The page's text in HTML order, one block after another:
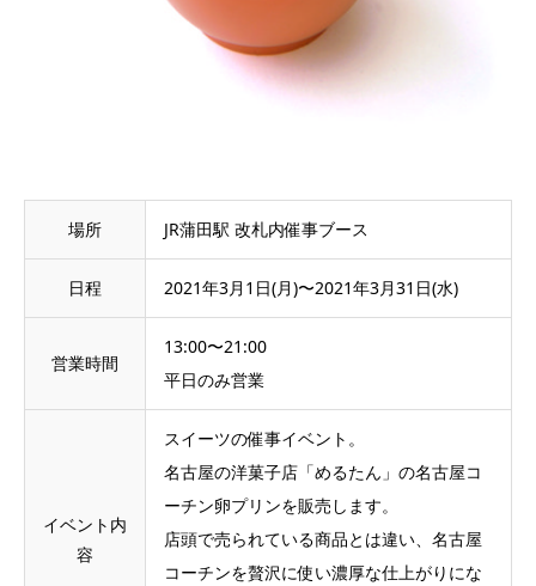
場所 JR蒲田駅 改札内催事ブース
日程 2021年3月1日(月)〜2021年3月31日(水)
営業時間
13:00〜21:00
平日のみ営業
イベント内
容
スイーツの催事イベント。
名古屋の洋菓子店「めるたん」の名古屋コ
ーチン卵プリンを販売します。
店頭で売られている商品とは違い、名古屋
コーチンを贅沢に使い濃厚な仕上がりにな